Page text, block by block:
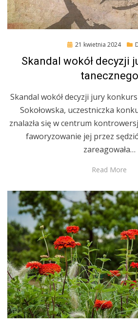
Posted
21 kwietnia 2024
Skandal wokół decyzji
tanecznego
Skandal wokół decyzji jury
Sokołowska, uczestniczka
znalazła się w centrum
faworyzowanie jej przez
zareagowała…
Read More